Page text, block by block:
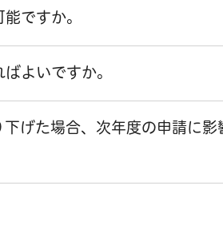
ですか。
よいですか。
げた場合、次年度の申請に影